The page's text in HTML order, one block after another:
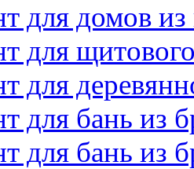
для домов из
для
для
для бань из
для бань из